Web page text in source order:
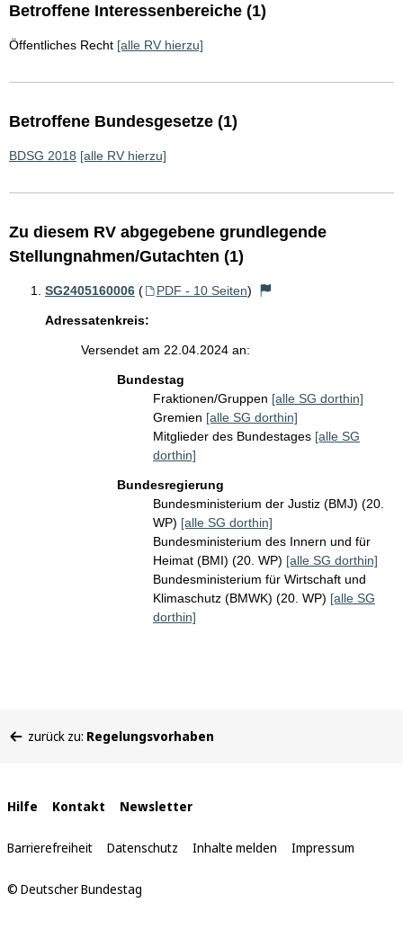
Betroffene Interessenbereiche (1)
Öffentliches Recht [alle RV hierzu]
Betroffene Bundesgesetze (1)
BDSG 2018 [alle RV hierzu]
Zu diesem RV abgegebene grundlegende
Stellungnahmen/Gutachten (1)
SG2405160006 ( PDF - 10 Seiten)
Adressatenkreis:
Versendet am 22.04.2024 an:
Bundestag
Fraktionen/Gruppen [alle SG dorthin]
Gremien [alle SG dorthin]
Mitglieder des Bundestages [alle SG
dorthin]
Bundesregierung
Bundesministerium der Justiz (BMJ) (20.
WP) [alle SG dorthin]
Bundesministerium des Innern und für
Heimat (BMI) (20. WP) [alle SG dorthin]
Bundesministerium für Wirtschaft und
Klimaschutz (BMWK) (20. WP) [alle SG
dorthin]
befinden
zurück zu: Regelungsvorhaben
Interne
Links
Hilfe Kontakt Newsletter
Barrierefreiheit Datenschutz Inhalte melden Impressum
© Deutscher Bundestag